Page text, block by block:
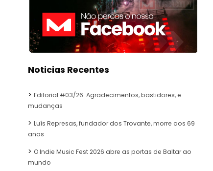
Noticias Recentes
Editorial #03/26: Agradecimentos, bastidores, e
mudanças
Luís Represas, fundador dos Trovante, morre aos 69
anos
O Indie Music Fest 2026 abre as portas de Baltar ao
mundo